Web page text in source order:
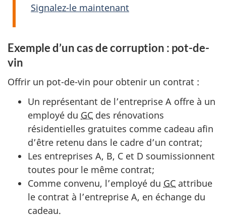
Signalez-le maintenant
Exemple d’un cas de corruption : pot-de-
vin
Offrir un pot-de-vin pour obtenir un contrat :
Un représentant de l’entreprise A offre à un
employé du GC des rénovations
résidentielles gratuites comme cadeau afin
d’être retenu dans le cadre d’un contrat;
Les entreprises A, B, C et D soumissionnent
toutes pour le même contrat;
Comme convenu, l’employé du GC attribue
le contrat à l’entreprise A, en échange du
cadeau.